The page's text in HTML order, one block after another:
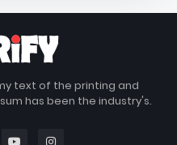
text of the printing and
has been the industry's.